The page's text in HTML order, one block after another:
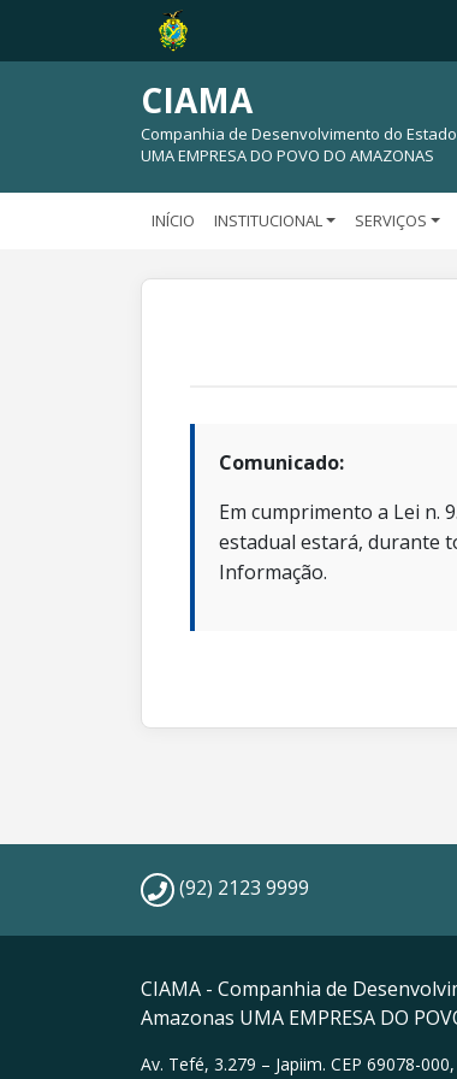
CIAMA
Companhia de Desenvolvimento do
UMA EMPRESA DO POVO DO AMAZONAS
INÍCIO INSTITUCIONAL SERVIÇOS
Comunicado:
Em cumprimento a Lei n.
estadual estará, durante
Informação.
(92) 2123 9999
CIAMA - Companhia de
Amazonas UMA EMPRESA DO
Av. Tefé, 3.279 – Japiim. CEP 69078-